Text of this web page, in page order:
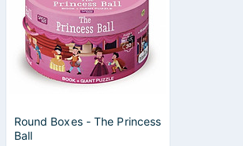
Round Boxes - The Princess
Ball